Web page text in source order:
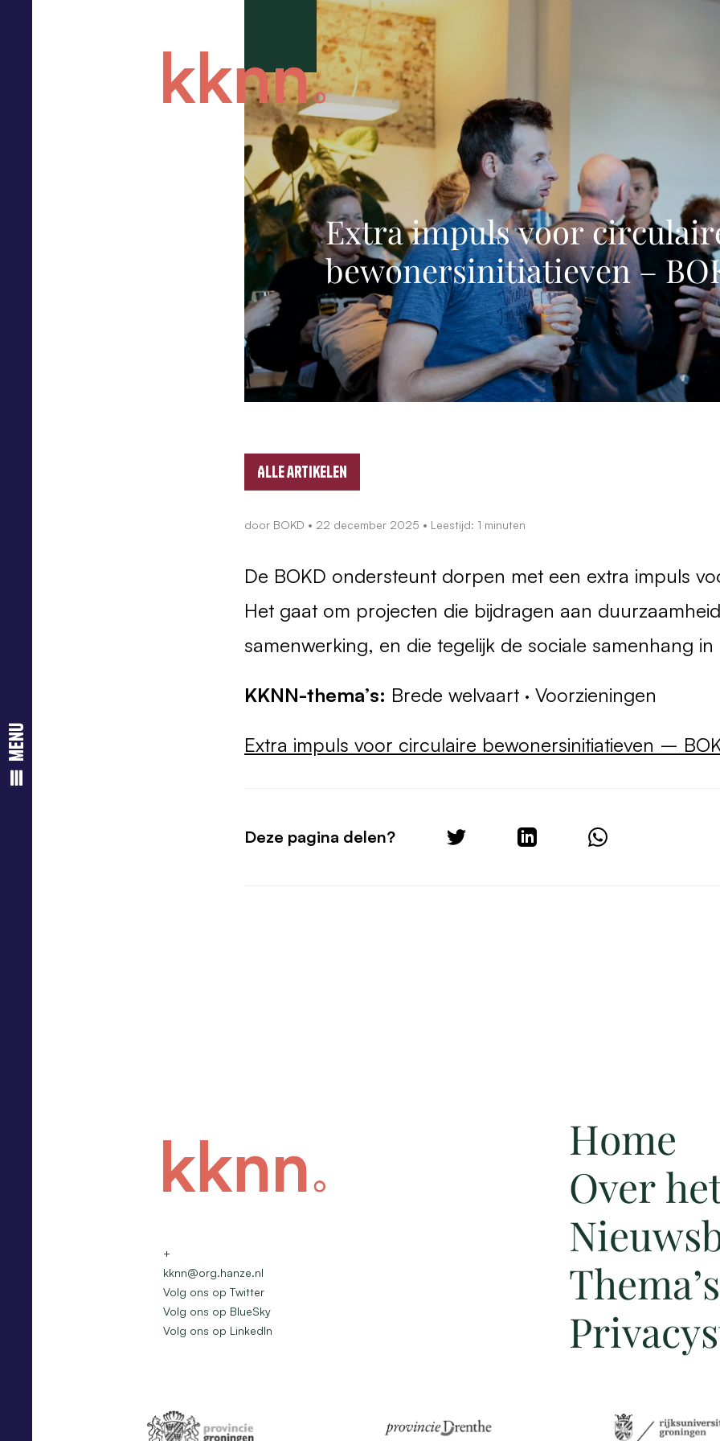
menu
Extra impuls voor
bewonersinitiatieven –
Alle artikelen
door BOKD • 22 december 2025 • Leestijd: 1 minuten
De BOKD ondersteunt dorpen met een extra impuls
Het gaat om projecten die bijdragen aan
samenwerking, en die tegelijk de sociale samenhang
KKNN-thema’s: Brede welvaart · Voorzieningen
Extra impuls voor circulaire bewonersinitiatieven –
Deze pagina delen?
+
kknn@org.hanze.nl
Volg ons op Twitter
Volg ons op BlueSky
Volg ons op LinkedIn
Home
Over
Thema’s